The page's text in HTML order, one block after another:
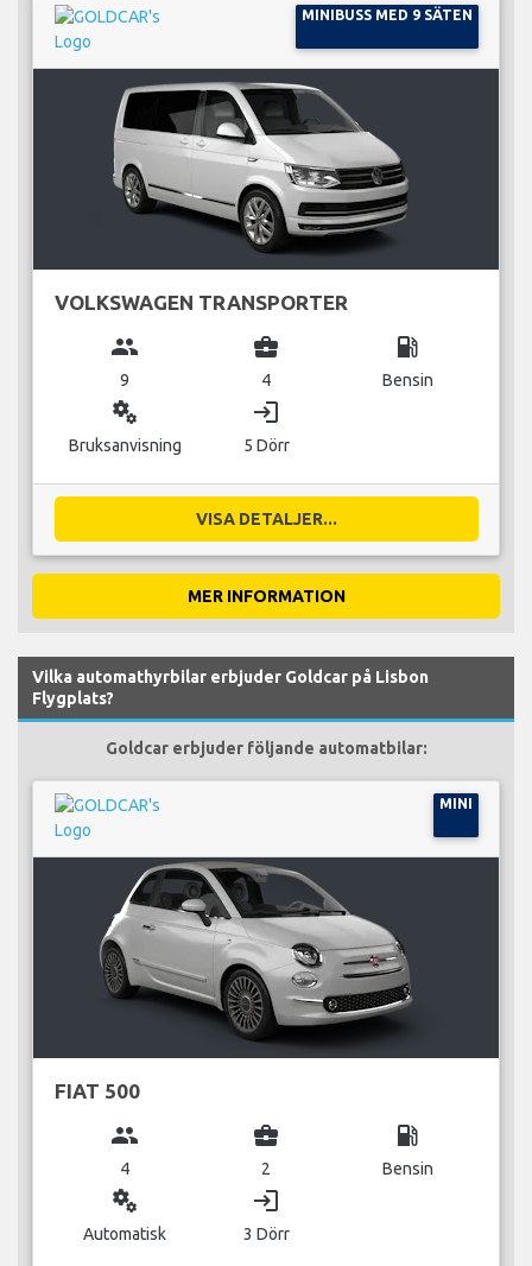
MINIBUSS MED 9 SÄTEN
VOLKSWAGEN TRANSPORTER
group
9
business_center
4
local_gas_station
Bensin
miscellaneous_services
Bruksanvisning
login
5 Dörr
VISA DETALJER...
MER INFORMATION
Vilka automathyrbilar erbjuder Goldcar på Lisbon
Flygplats?
Goldcar erbjuder följande automatbilar:
MINI
FIAT 500
group
4
business_center
2
local_gas_station
Bensin
miscellaneous_services
Automatisk
login
3 Dörr